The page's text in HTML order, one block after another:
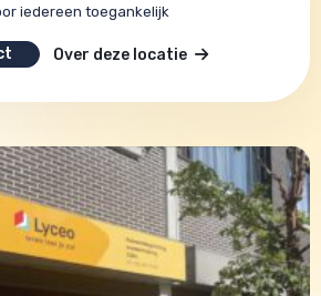
iedereen toegankelijk
Over deze locatie